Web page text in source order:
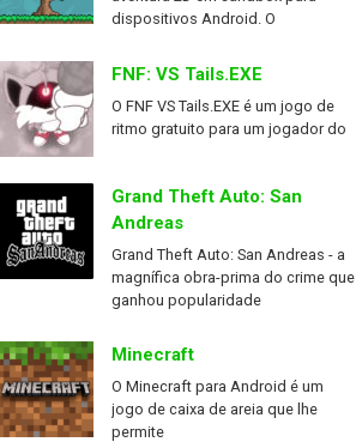
dispositivos Android. O
FNF: VS Tails.EXE
O FNF VS Tails.EXE é um jogo de
ritmo gratuito para um jogador do
Grand Theft Auto: San
Andreas
Grand Theft Auto: San Andreas - a
magnífica obra-prima do crime que
ganhou popularidade
Minecraft
O Minecraft para Android é um
jogo de caixa de areia que lhe
permite